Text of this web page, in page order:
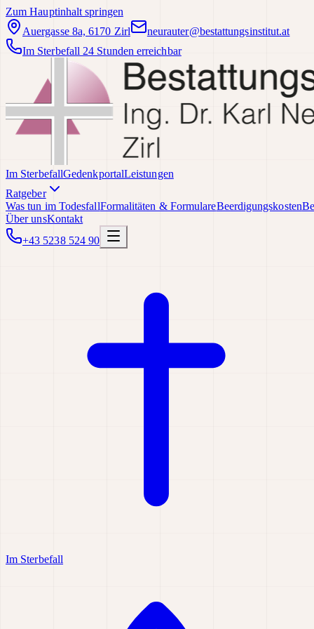
Zum Hauptinhalt springen
Auergasse 8a, 6170 Zirl
neurauter@bestattungsinstitut.at
Im Sterbefall 24 Stunden erreichbar
Im SterbefallGedenkportalLeistungen
Ratgeber
Was tun im TodesfallFormalitäten & FormulareBeerdigungskosten
Über unsKontakt
+43 5238 524 90
Im Sterbefall